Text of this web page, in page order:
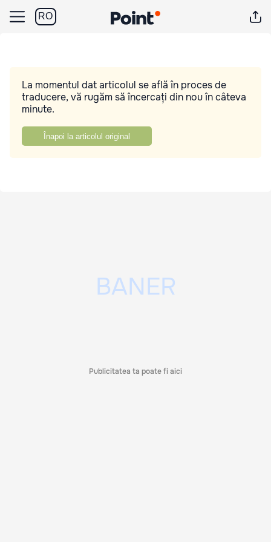
RO
La momentul dat articolul se află în proces de
traducere, vă rugăm să încercați din nou în câteva
minute.
Înapoi la articolul original
Publicitatea ta poate fi aici